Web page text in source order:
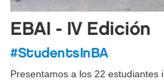
EBAI - IV Edición
#StudentsInBA
Presentamos a los 22 estudiantes